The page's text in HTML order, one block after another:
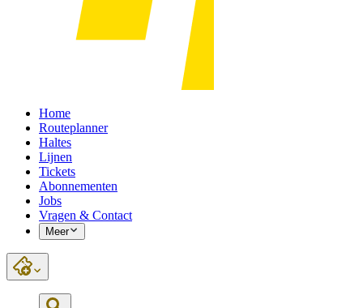
Home
Routeplanner
Haltes
Lijnen
Tickets
Abonnementen
Jobs
Vragen & Contact
Meer